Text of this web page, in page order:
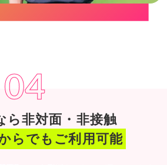
04
ら非対面・非接触
らでもご利用可能